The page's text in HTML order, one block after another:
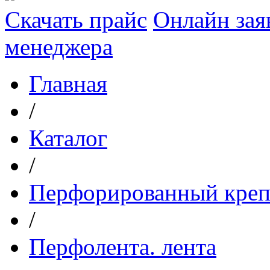
Скачать прайс Онлайн
менеджера
Главная
/
Каталог
/
Перфорированный
/
Перфолента. лента